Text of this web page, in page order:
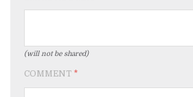
(will not be shared)
COMMENT *